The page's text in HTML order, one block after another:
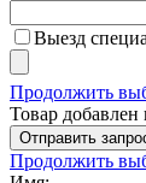
Выезд
Продолжить
Товар добавлен
Отправить
Продолжить